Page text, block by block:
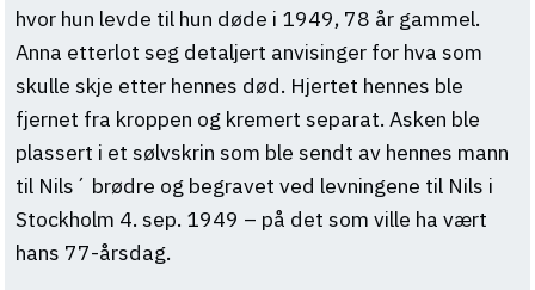
hvor hun levde til hun døde i 1949, 78 år gammel.
Anna etterlot seg detaljert anvisinger for hva som
skulle skje etter hennes død. Hjertet hennes ble
fjernet fra kroppen og kremert separat. Asken ble
plassert i et sølvskrin som ble sendt av hennes mann
til Nils´ brødre og begravet ved levningene til Nils i
Stockholm 4. sep. 1949 – på det som ville ha vært
hans 77-årsdag.